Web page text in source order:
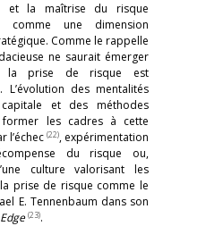
et la maîtrise du risque
comme une dimension
Comme le rappelle
ne saurait émerger
la prise de risque est
L’évolution des mentalités
et des méthodes
les cadres à cette
l’échec (22), expérimentation
du risque ou,
culture valorisant les
prise de risque comme le
E. Tennenbaum dans son
(23).